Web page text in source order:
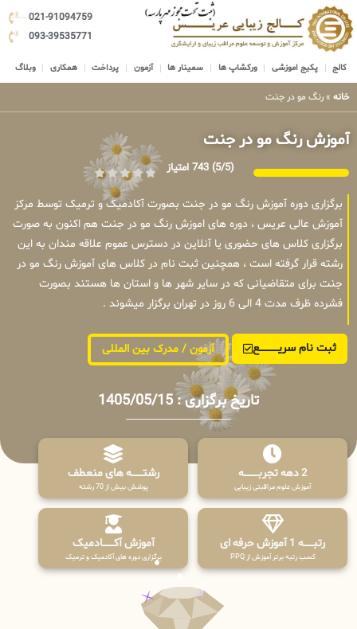
021-91094759
093-39535771
کالج پکیج اموزشی ورکشاپ ها سمینار ها آزمون پرداخت همکاری وبلاگ
خانه » رنگ مو در جنت
آموزش رنگ مو در جنت
(5/5) 743 امتیاز
برگزاری دوره آموزش رنگ مو در جنت بصورت آکادمیک و ترمیک توسط مرکز
آموزش عالی عریس ، دوره های اموزش رنگ مو در جنت هم اکنون به صورت
برگزاری کلاس های حضوری یا آنلاین در دسترس عموم علاقه مندان به این
رشته قرار گرفته است ، همچنین ثبت نام در کلاس های آموزش رنگ مو در
جنت برای متقاضیانی که در سایر شهر ها و استان ها هستند بصورت
فشرده ظرف مدت 4 الی 6 روز در تهران برگزار میشوند .
ثبت نام سریــــــــــــع آزمون / مدرک بین المللی
تاریخ برگزاری : 1405/05/15
2 دهه تجربـــــــــه
آموزش علوم مراقبتی زیبایی
رشتـــــــه های منعطف
پوشش بیش از 70 رشته
رتبــــــه 1 آموزش حرفه ای
کسب رتبه برتر آموزش از PPQ
آموزش آکـــــــادمیک
برگزاری دوره های آکادمیک و ترمیک